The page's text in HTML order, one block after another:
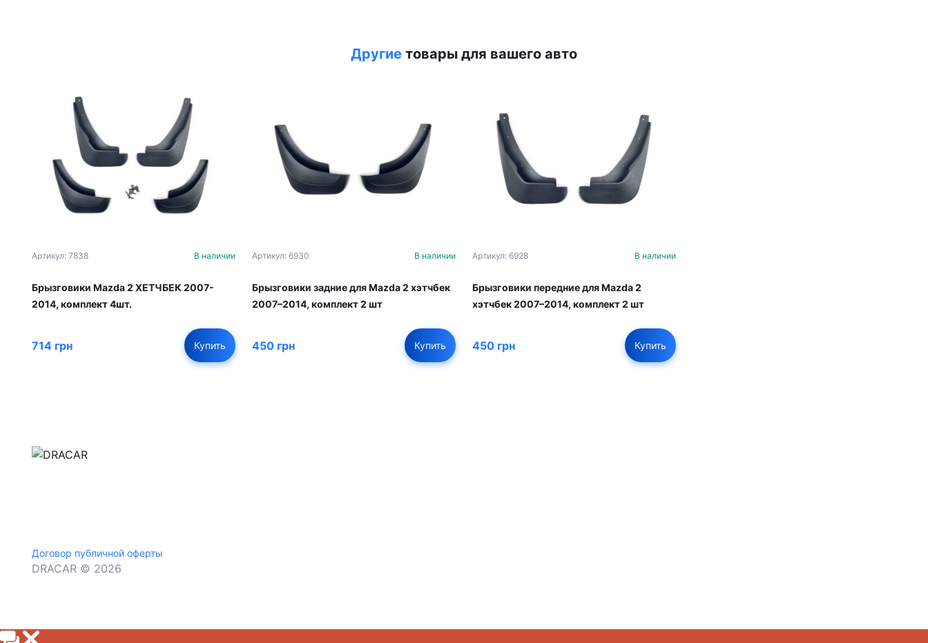
Другие товары для вашего авто
Артикул: 7838 В наличии
Брызговики Mazda 2 ХЕТЧБЕК 2007-
2014, комплект 4шт.
714 грн Купить
Артикул: 6930 В наличии
Брызговики задние для Mazda 2 хэтчбек
2007–2014, комплект 2 шт
450 грн Купить
Артикул: 6928 В наличии
Брызговики передние для Mazda 2
хэтчбек 2007–2014, комплект 2 шт
450 грн Купить
Договор публичной оферты
DRACAR © 2026